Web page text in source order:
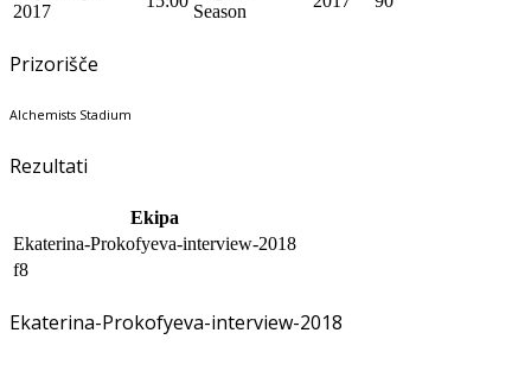
2017
Season
Prizorišče
Alchemists Stadium
Rezultati
Ekipa
Ekaterina-Prokofyeva-interview-2018
f8
Ekaterina-Prokofyeva-interview-2018